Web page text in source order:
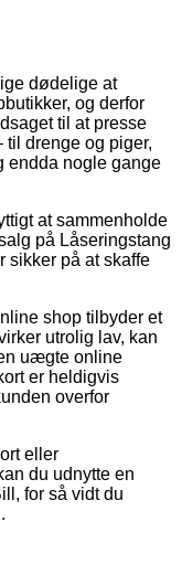
dødelige at
og derfor
til at presse
til drenge og piger,
endda nogle gange
at sammenholde
på Låseringstang
sikker på at skaffe
shop tilbyder et
utrolig lav, kan
uægte online
er heldigvis
overfor
eller
du udnytte en
for så vidt du